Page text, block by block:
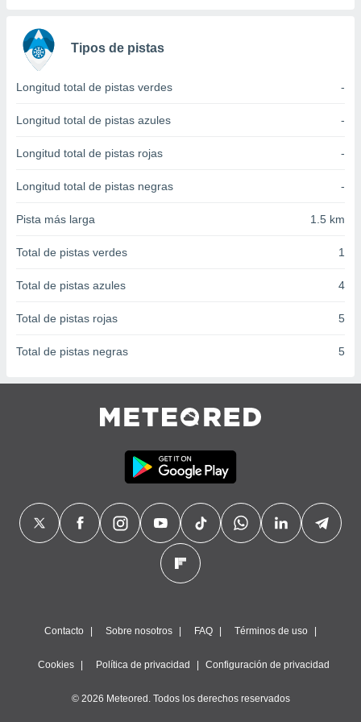
e
mediante
publicidad
de
Tipos de pistas
Longitud total de pistas verdes -
Longitud total de pistas azules -
Longitud total de pistas rojas -
Longitud total de pistas negras -
Pista más larga 1.5 km
Total de pistas verdes 1
Total de pistas azules 4
Total de pistas rojas 5
Total de pistas negras 5
Contacto Sobre nosotros FAQ Términos de uso
Cookies Política de privacidad Configuración de privacidad
© 2026 Meteored. Todos los derechos reservados